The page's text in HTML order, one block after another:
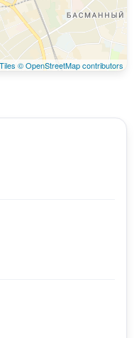
© OpenStreetMap contributors